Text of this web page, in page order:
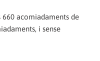
660 acomiadaments de
i sense